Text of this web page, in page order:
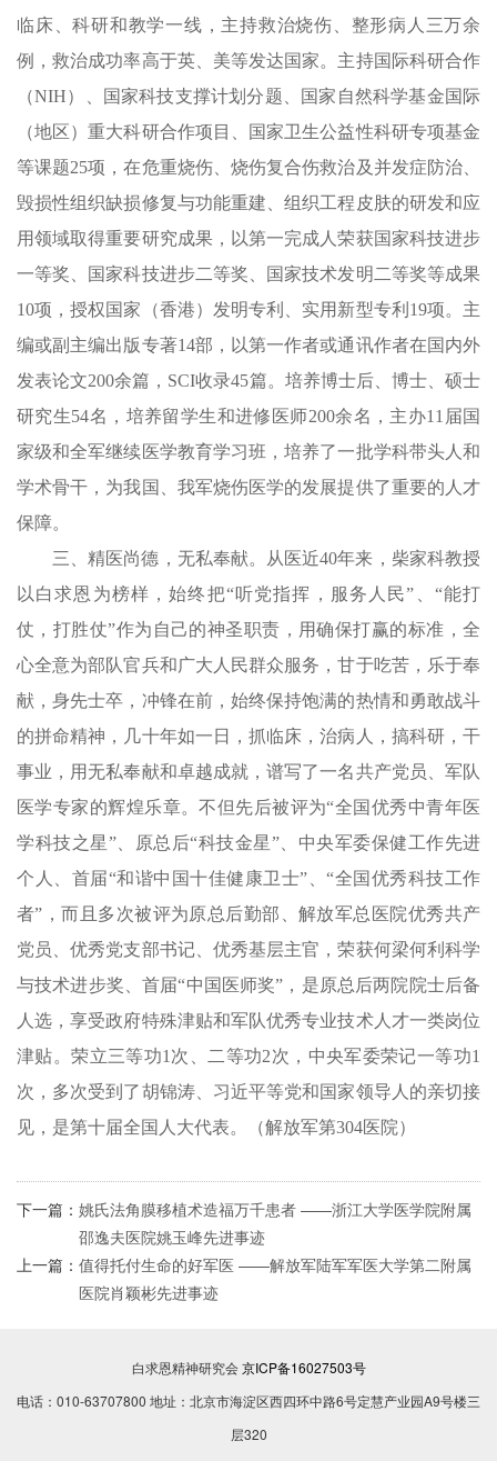
临床、科研和教学一线，主持救治烧伤、整形病人三万余
例，救治成功率高于英、美等发达国家。主持国际科研合作
（NIH）、国家科技支撑计划分题、国家自然科学基金国际
（地区）重大科研合作项目、国家卫生公益性科研专项基金
等课题25项，在危重烧伤、烧伤复合伤救治及并发症防治、
毁损性组织缺损修复与功能重建、组织工程皮肤的研发和应
用领域取得重要研究成果，以第一完成人荣获国家科技进步
一等奖、国家科技进步二等奖、国家技术发明二等奖等成果
10项，授权国家（香港）发明专利、实用新型专利19项。主
编或副主编出版专著14部，以第一作者或通讯作者在国内外
发表论文200余篇，SCI收录45篇。培养博士后、博士、硕士
研究生54名，培养留学生和进修医师200余名，主办11届国
家级和全军继续医学教育学习班，培养了一批学科带头人和
学术骨干，为我国、我军烧伤医学的发展提供了重要的人才
保障。
三、精医尚德，无私奉献。从医近40年来，柴家科教授
以白求恩为榜样，始终把“听党指挥，服务人民”、“能打
仗，打胜仗”作为自己的神圣职责，用确保打赢的标准，全
心全意为部队官兵和广大人民群众服务，甘于吃苦，乐于奉
献，身先士卒，冲锋在前，始终保持饱满的热情和勇敢战斗
的拼命精神，几十年如一日，抓临床，治病人，搞科研，干
事业，用无私奉献和卓越成就，谱写了一名共产党员、军队
医学专家的辉煌乐章。不但先后被评为“全国优秀中青年医
学科技之星”、原总后“科技金星”、中央军委保健工作先进
个人、首届“和谐中国十佳健康卫士”、“全国优秀科技工作
者”，而且多次被评为原总后勤部、解放军总医院优秀共产
党员、优秀党支部书记、优秀基层主官，荣获何梁何利科学
与技术进步奖、首届“中国医师奖”，是原总后两院院士后备
人选，享受政府特殊津贴和军队优秀专业技术人才一类岗位
津贴。荣立三等功1次、二等功2次，中央军委荣记一等功1
次，多次受到了胡锦涛、习近平等党和国家领导人的亲切接
见，是第十届全国人大代表。（解放军第304医院）
下一篇： 姚氏法角膜移植术造福万千患者 ——浙江大学医学院附属
邵逸夫医院姚玉峰先进事迹
上一篇： 值得托付生命的好军医 ——解放军陆军军医大学第二附属
医院肖颖彬先进事迹
白求恩精神研究会京ICP备16027503号
电话：010-63707800 地址：北京市海淀区西四环中路6号定慧产业园A9号楼三
层320